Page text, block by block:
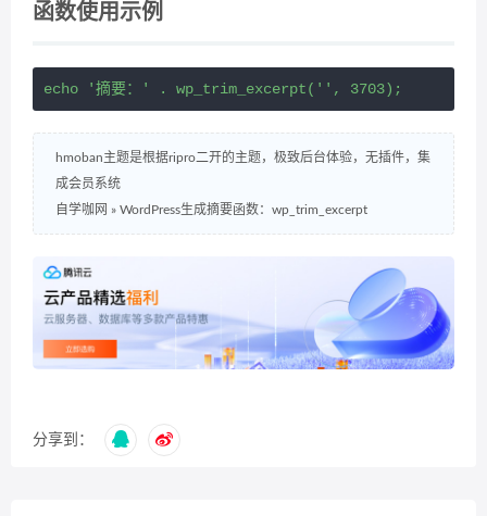
函数使用示例
echo '摘要：' . wp_trim_excerpt('', 3703);
hmoban主题是根据ripro二开的主题，极致后台体验，无插件，集
成会员系统
自学咖网 » WordPress生成摘要函数：wp_trim_excerpt
分享到：